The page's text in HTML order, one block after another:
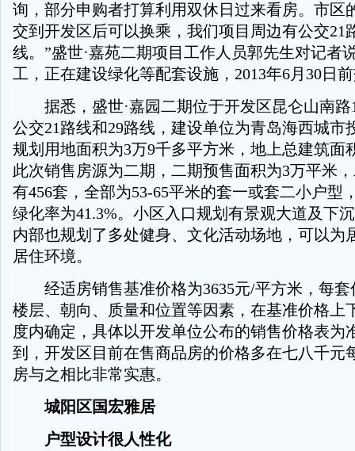
询，部分申购者打算利用双休日过来看房。市区
交到开发区后可以换乘，我们项目周边有公交21
线。”盛世·嘉苑二期项目工作人员郭先生对记者
工，正在建设绿化等配套设施，2013年6月30日
据悉，盛世·嘉园二期位于开发区昆仑山南路
公交21路线和29路线，建设单位为青岛海西城市
规划用地面积为3万9千多平方米，地上总建筑面
此次销售房源为二期，二期预售面积为3万平米
有456套，全部为53-65平米的套一或套二小户型
绿化率为41.3%。小区入口规划有景观大道及下
内部也规划了多处健身、文化活动场地，可以为
居住环境。
经适房销售基准价格为3635元/平方米，每套
楼层、朝向、质量和位置等因素，在基准价格上
度内确定，具体以开发单位公布的销售价格表为
到，开发区目前在售商品房的价格多在七八千元
房与之相比非常实惠。
城阳区国宏雅居
户型设计很人性化